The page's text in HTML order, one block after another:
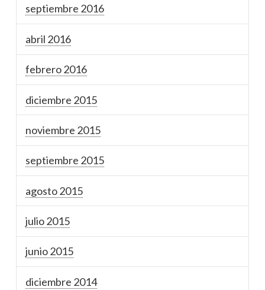
septiembre 2016
abril 2016
febrero 2016
diciembre 2015
noviembre 2015
septiembre 2015
agosto 2015
julio 2015
junio 2015
diciembre 2014